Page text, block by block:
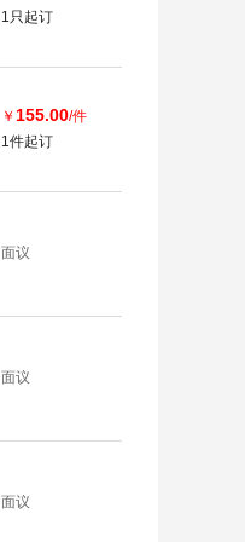
1只起订
￥ 155.00/件
1件起订
面议
面议
面议